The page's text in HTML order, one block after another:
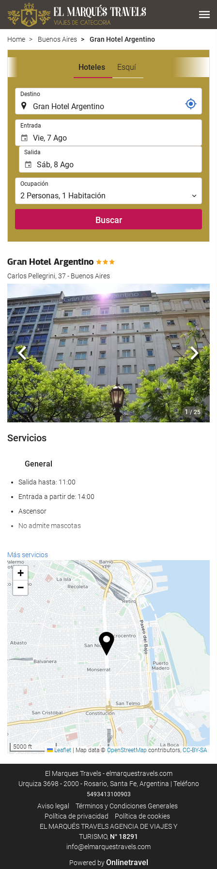
Home Buenos Aires Gran Hotel Argentino
Hoteles Esquí
Destino
Entrada
Salida
Ocupación
Ocupación
2 Personas, 1 Habitación
Buscar
Gran Hotel Argentino
Carlos Pellegrini, 37 - Buenos Aires
1 / 25
Anterior
Servicios
General
Salida hasta: 11:00
Entrada a partir de: 14:00
Ascensor
No admite mascotas
Servicios de recepción
Recepción 24 horas
Guardaequipaje
Comida y bebida
Cafetera en zonas comunes
Acceso a Internet
Wifi gratis
Más servicios
+
−
5000 ft Leaflet Map data © OpenStreetMap contributors, CC-BY-SA
El Marques Travels - elmarquestravels.com
Urquiza 3698 - 2000 - Rosario, Santa Fe, Argentina | Teléfono
5493413100903
Aviso legal
Términos y Condiciones Generales
Política de privacidad
Política de cookies
EL MARQUÉS TRAVELS AGENCIA DE VIAJES Y
TURISMO, N° 18291
info@elmarquestravels.com
Powered byOnlinetravel